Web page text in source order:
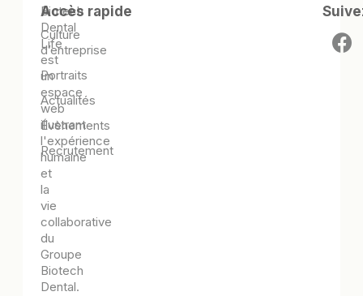
Biotech
Dental
Life
est
un
espace
web
illustrant
l'expérience
humaine
et
la
vie
collaborative
du
Groupe
Biotech
Dental.
Accès rapide
Culture
d’entreprise
Portraits
Actualités
Évènements
Recrutement